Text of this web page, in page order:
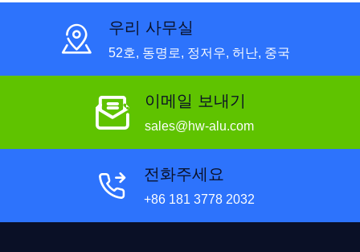
우리 사무실
52호, 동명로, 정저우, 허난, 중국
이메일 보내기
sales@hw-alu.com
전화주세요
+86 181 3778 2032